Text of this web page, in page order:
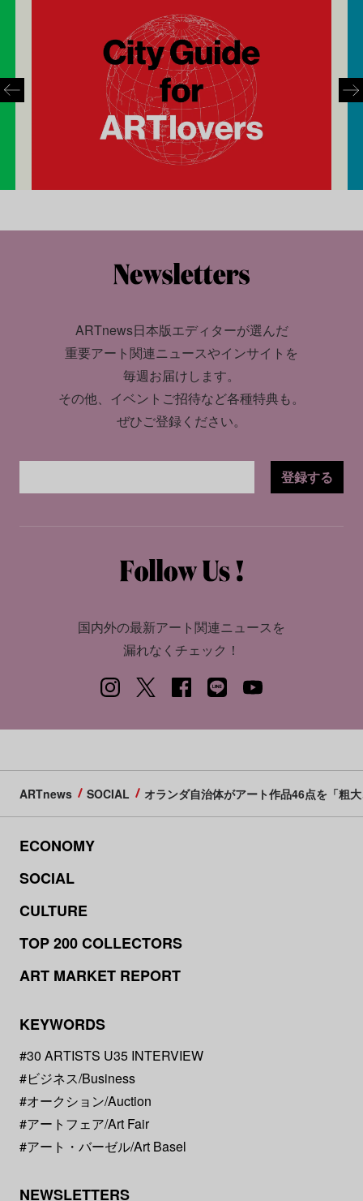
ARTnews日本版エディターが選んだ
重要アート関連ニュースやインサイトを
毎週お届けします。
その他、イベントご招待など各種特典も。
ぜひご登録ください。
登録する
国内外の最新アート関連ニュースを
漏れなくチェック！
ARTnews SOCIAL オランダ自治体がアート作品46点を「粗
ECONOMY
SOCIAL
CULTURE
TOP 200 COLLECTORS
ART MARKET REPORT
KEYWORDS
#30 ARTISTS U35 INTERVIEW
#ビジネス/Business
#オークション/Auction
#アートフェア/Art Fair
#アート・バーゼル/Art Basel
NEWSLETTERS